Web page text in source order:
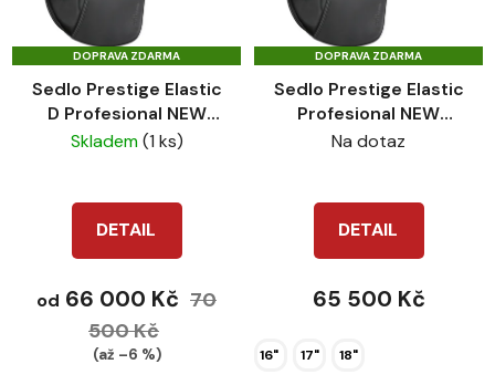
o
d
p
r
DOPRAVA ZDARMA
Sedlo Prestige Elastic
D Profesional NEW
skokové
Skladem(1 ks)
DETAIL
od 66 000 Kč 70
500 Kč
(až –6 %)
DOPRAVA ZDARMA
Sedlo Prestige Elastic
Profesional NEW
skokové
Na dotaz
DETAIL
65 500 Kč
16" 17" 18"